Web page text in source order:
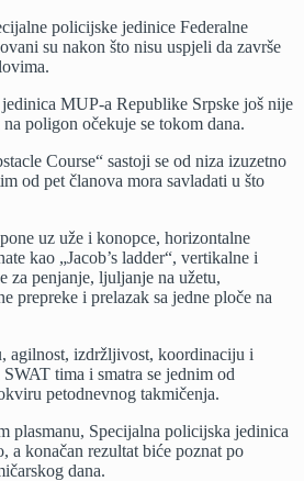
policijske jedinice Federalne
su nakon što nisu uspjeli da završe
MUP-a Republike Srpske još nije
poligon očekuje se tokom dana.
Course“ sastoji se od niza izuzetno
od pet članova mora savladati u što
uz uže i konopce, horizontalne
kao „Jacob’s ladder“, vertikalne i
za penjanje, ljuljanje na užetu,
prepreke i prelazak sa jedne ploče na
agilnost, izdržljivost, koordinaciju i
tima i smatra se jednim od
petodnevnog takmičenja.
plasmanu, Specijalna policijska jedinica
a konačan rezultat biće poznat po
dana.